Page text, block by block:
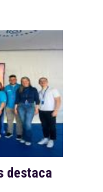
destaca